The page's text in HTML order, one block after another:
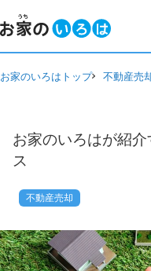
お家のいろはトップ 不動産売
お家のいろはが紹
ス
不動産売却